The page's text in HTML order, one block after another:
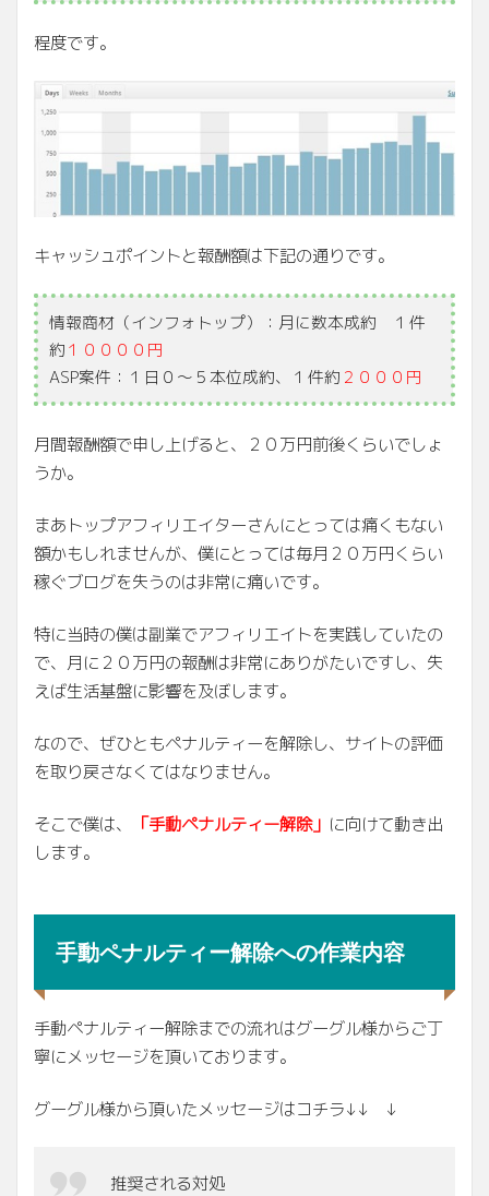
程度です。
キャッシュポイントと報酬額は下記の通りです。
情報商材（インフォトップ）：月に数本成約 １件
約１００００円
ASP案件：１日０～５本位成約、１件約 ２０００円
月間報酬額で申し上げると、２０万円前後くらいでしょ
うか。
まあトップアフィリエイターさんにとっては痛くもない
額かもしれませんが、僕にとっては毎月２０万円くらい
稼ぐブログを失うのは非常に痛いです。
特に当時の僕は副業でアフィリエイトを実践していたの
で、月に２０万円の報酬は非常にありがたいですし、失
えば生活基盤に影響を及ぼします。
なので、ぜひともペナルティーを解除し、サイトの評価
を取り戻さなくてはなりません。
そこで僕は、 「手動ペナルティー解除」 に向けて動き出
します。
手動ペナルティー解除への作業内容
手動ペナルティー解除までの流れはグーグル様からご丁
寧にメッセージを頂いております。
グーグル様から頂いたメッセージはコチラ↓↓ ↓
推奨される対処